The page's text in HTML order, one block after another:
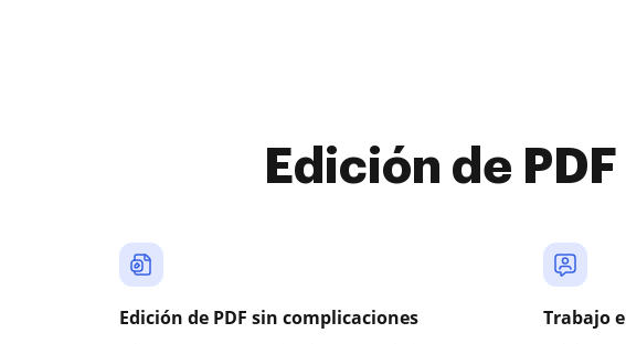
Edición de
Edición de PDF sin complicaciones Trabajo